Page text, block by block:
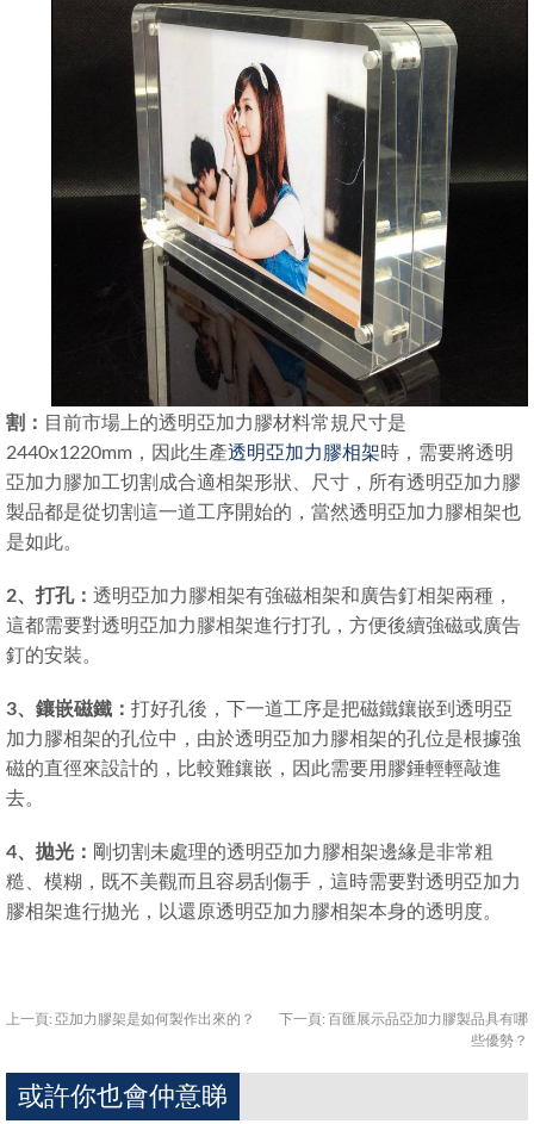
割： 目前市場上的透明亞加力膠材料常規尺寸是
2440x1220mm，因此生產透明亞加力膠相架時，需要將透明
亞加力膠加工切割成合適相架形狀、尺寸，所有透明亞加力膠
製品都是從切割這一道工序開始的，當然透明亞加力膠相架也
是如此。
2、打孔： 透明亞加力膠相架有強磁相架和廣告釘相架兩種，
這都需要對透明亞加力膠相架進行打孔，方便後續強磁或廣告
釘的安裝。
3、鑲嵌磁鐵： 打好孔後，下一道工序是把磁鐵鑲嵌到透明亞
加力膠相架的孔位中，由於透明亞加力膠相架的孔位是根據強
磁的直徑來設計的，比較難鑲嵌，因此需要用膠錘輕輕敲進
去。
4、拋光： 剛切割未處理的透明亞加力膠相架邊緣是非常粗
糙、模糊，既不美觀而且容易刮傷手，這時需要對透明亞加力
膠相架進行拋光，以還原透明亞加力膠相架本身的透明度。
上一頁: 亞加力膠架是如何製作出來的？ 下一頁: 百匯展示品亞加力膠製品具有哪
些優勢？
或許你也會仲意睇